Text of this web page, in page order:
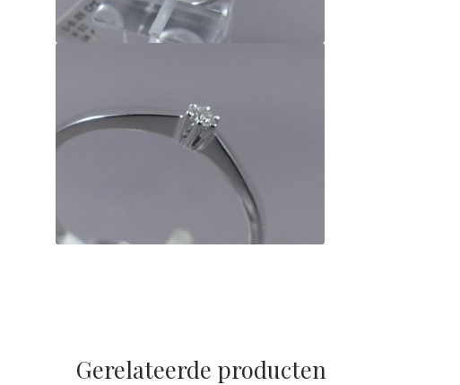
Gerelateerde producten